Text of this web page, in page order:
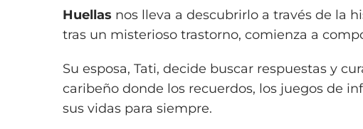
Huellas nos lleva a descubrirlo a través de la
tras un misterioso trastorno, comienza a
Su esposa, Tati, decide buscar respuestas y
caribeño donde los recuerdos, los juegos de
sus vidas para siempre.